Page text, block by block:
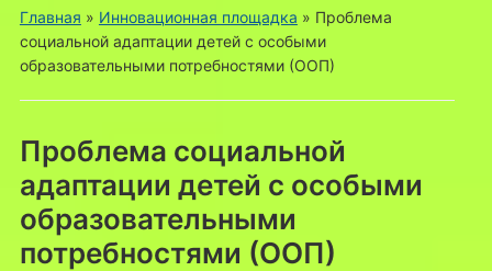
Главная » Инновационная площадка » Проблема
социальной адаптации детей с особыми
образовательными потребностями (ООП)
Проблема социальной
адаптации детей с особыми
образовательными
потребностями (ООП)